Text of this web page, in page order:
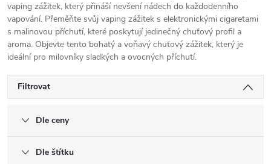
vaping zážitek, který přináší nevšení nádech do každodenního
vapování. Přeměňte svůj vaping zážitek s elektronickými cigaretami
s malinovou příchutí, které poskytují jedinečný chuťový profil a
aroma. Objevte tento bohatý a voňavý chuťový zážitek, který je
ideální pro milovníky sladkých a ovocných příchutí.
Filtrovat
Dle ceny
Dle štítku